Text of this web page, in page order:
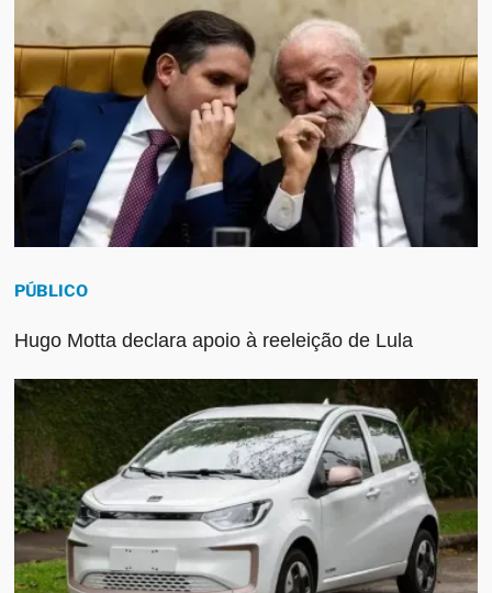
PÚBLICO
Hugo Motta declara apoio à reeleição de Lula